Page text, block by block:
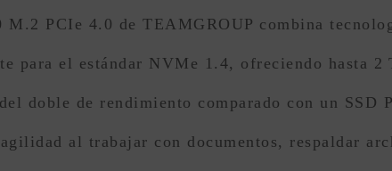
M.2 PCIe 4.0 de TEAMGROUP combina
para el estándar NVMe 1.4, ofreciendo hasta
doble de rendimiento comparado con un
agilidad al trabajar con documentos, respaldar